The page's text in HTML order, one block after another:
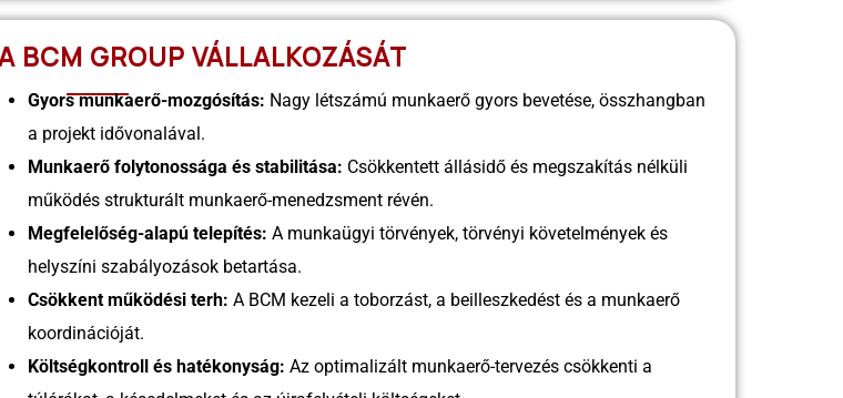
BCM GROUP VÁLLALKOZÁSÁT
Gyors munkaerő-mozgósítás: Nagy létszámú munkaerő gyors bevetése, összhangban
a projekt idővonalával.
Munkaerő folytonossága és stabilitása: Csökkentett állásidő és megszakítás nélküli
működés strukturált munkaerő-menedzsment révén.
Megfelelőség-alapú telepítés: A munkaügyi törvények, törvényi követelmények és
helyszíni szabályozások betartása.
Csökkent működési terh: A BCM kezeli a toborzást, a beilleszkedést és a munkaerő
koordinációját.
Költségkontroll és hatékonyság: Az optimalizált munkaerő-tervezés csökkenti a